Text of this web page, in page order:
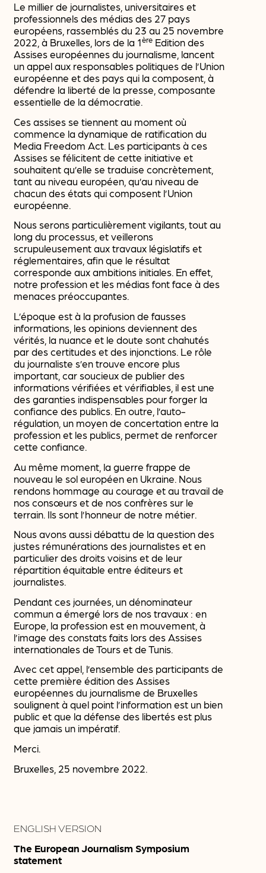
Le millier de journalistes, universitaires et
professionnels des médias des 27 pays
européens, rassemblés du 23 au 25 novembre
2022, à Bruxelles, lors de la 1èreEdition des
Assises européennes du journalisme, lancent
un appel aux responsables politiques de l’Union
européenne et des pays qui la composent, à
défendre la liberté de la presse, composante
essentielle de la démocratie.
Ces assises se tiennent au moment où
commence la dynamique de ratification du
Media Freedom Act. Les participants à ces
Assises se félicitent de cette initiative et
souhaitent qu’elle se traduise concrètement,
tant au niveau européen, qu’au niveau de
chacun des états qui composent l’Union
européenne.
Nous serons particulièrement vigilants, tout au
long du processus, et veillerons
scrupuleusement aux travaux législatifs et
réglementaires, afin que le résultat
corresponde aux ambitions initiales. En effet,
notre profession et les médias font face à des
menaces préoccupantes.
L’époque est à la profusion de fausses
informations, les opinions deviennent des
vérités, la nuance et le doute sont chahutés
par des certitudes et des injonctions. Le rôle
du journaliste s’en trouve encore plus
important, car soucieux de publier des
informations vérifiées et vérifiables, il est une
des garanties indispensables pour forger la
confiance des publics. En outre, l’auto-
régulation, un moyen de concertation entre la
profession et les publics, permet de renforcer
cette confiance.
Au même moment, la guerre frappe de
nouveau le sol européen en Ukraine. Nous
rendons hommage au courage et au travail de
nos consœurs et de nos confrères sur le
terrain. Ils sont l’honneur de notre métier.
Nous avons aussi débattu de la question des
justes rémunérations des journalistes et en
particulier des droits voisins et de leur
répartition équitable entre éditeurs et
journalistes.
Pendant ces journées, un dénominateur
commun a émergé lors de nos travaux : en
Europe, la profession est en mouvement, à
l’image des constats faits lors des Assises
internationales de Tours et de Tunis.
Avec cet appel, l’ensemble des participants de
cette première édition des Assises
européennes du journalisme de Bruxelles
soulignent à quel point l’information est un bien
public et que la défense des libertés est plus
que jamais un impératif.
Merci.
Bruxelles, 25 novembre 2022.
ENGLISH VERSION
The European Journalism Symposium
statement